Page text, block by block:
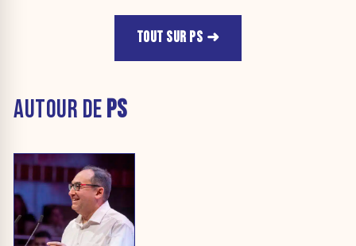
TOUT SUR PS
AUTOUR DEPS